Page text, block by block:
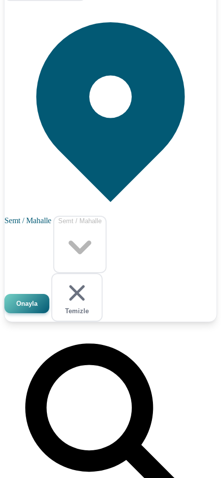
Semt / Mahalle Semt / Mahalle
Onayla
Temizle